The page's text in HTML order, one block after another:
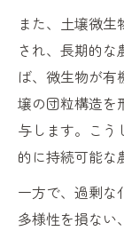
多様な土
土壌
微生
生産
土壌
多様
農業現場
また、土壌微
され、長期的な
ば、微生物が有
壌の団粒構造を
与します。こう
的に持続可能な
一方で、過剰な
多様性を損ない